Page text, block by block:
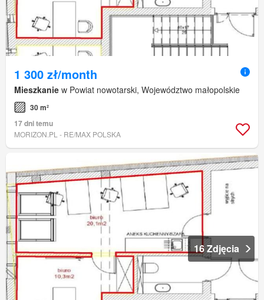
1 300 zł/month
Mieszkanie w Powiat nowotarski, Województwo małopolskie
30 m²
17 dni temu
MORIZON.PL - RE/MAX POLSKA
16 Zdjęcia